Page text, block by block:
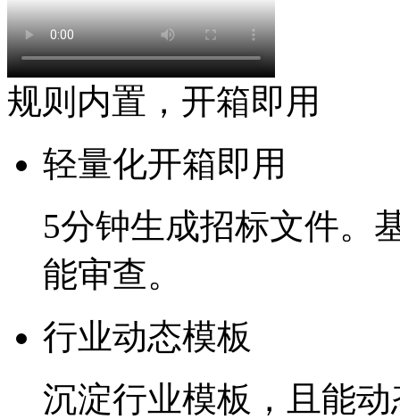
规则内置，开箱即用
轻量化开箱即用
5分钟生成招标文件。
能审查。
行业动态模板
沉淀行业模板，且